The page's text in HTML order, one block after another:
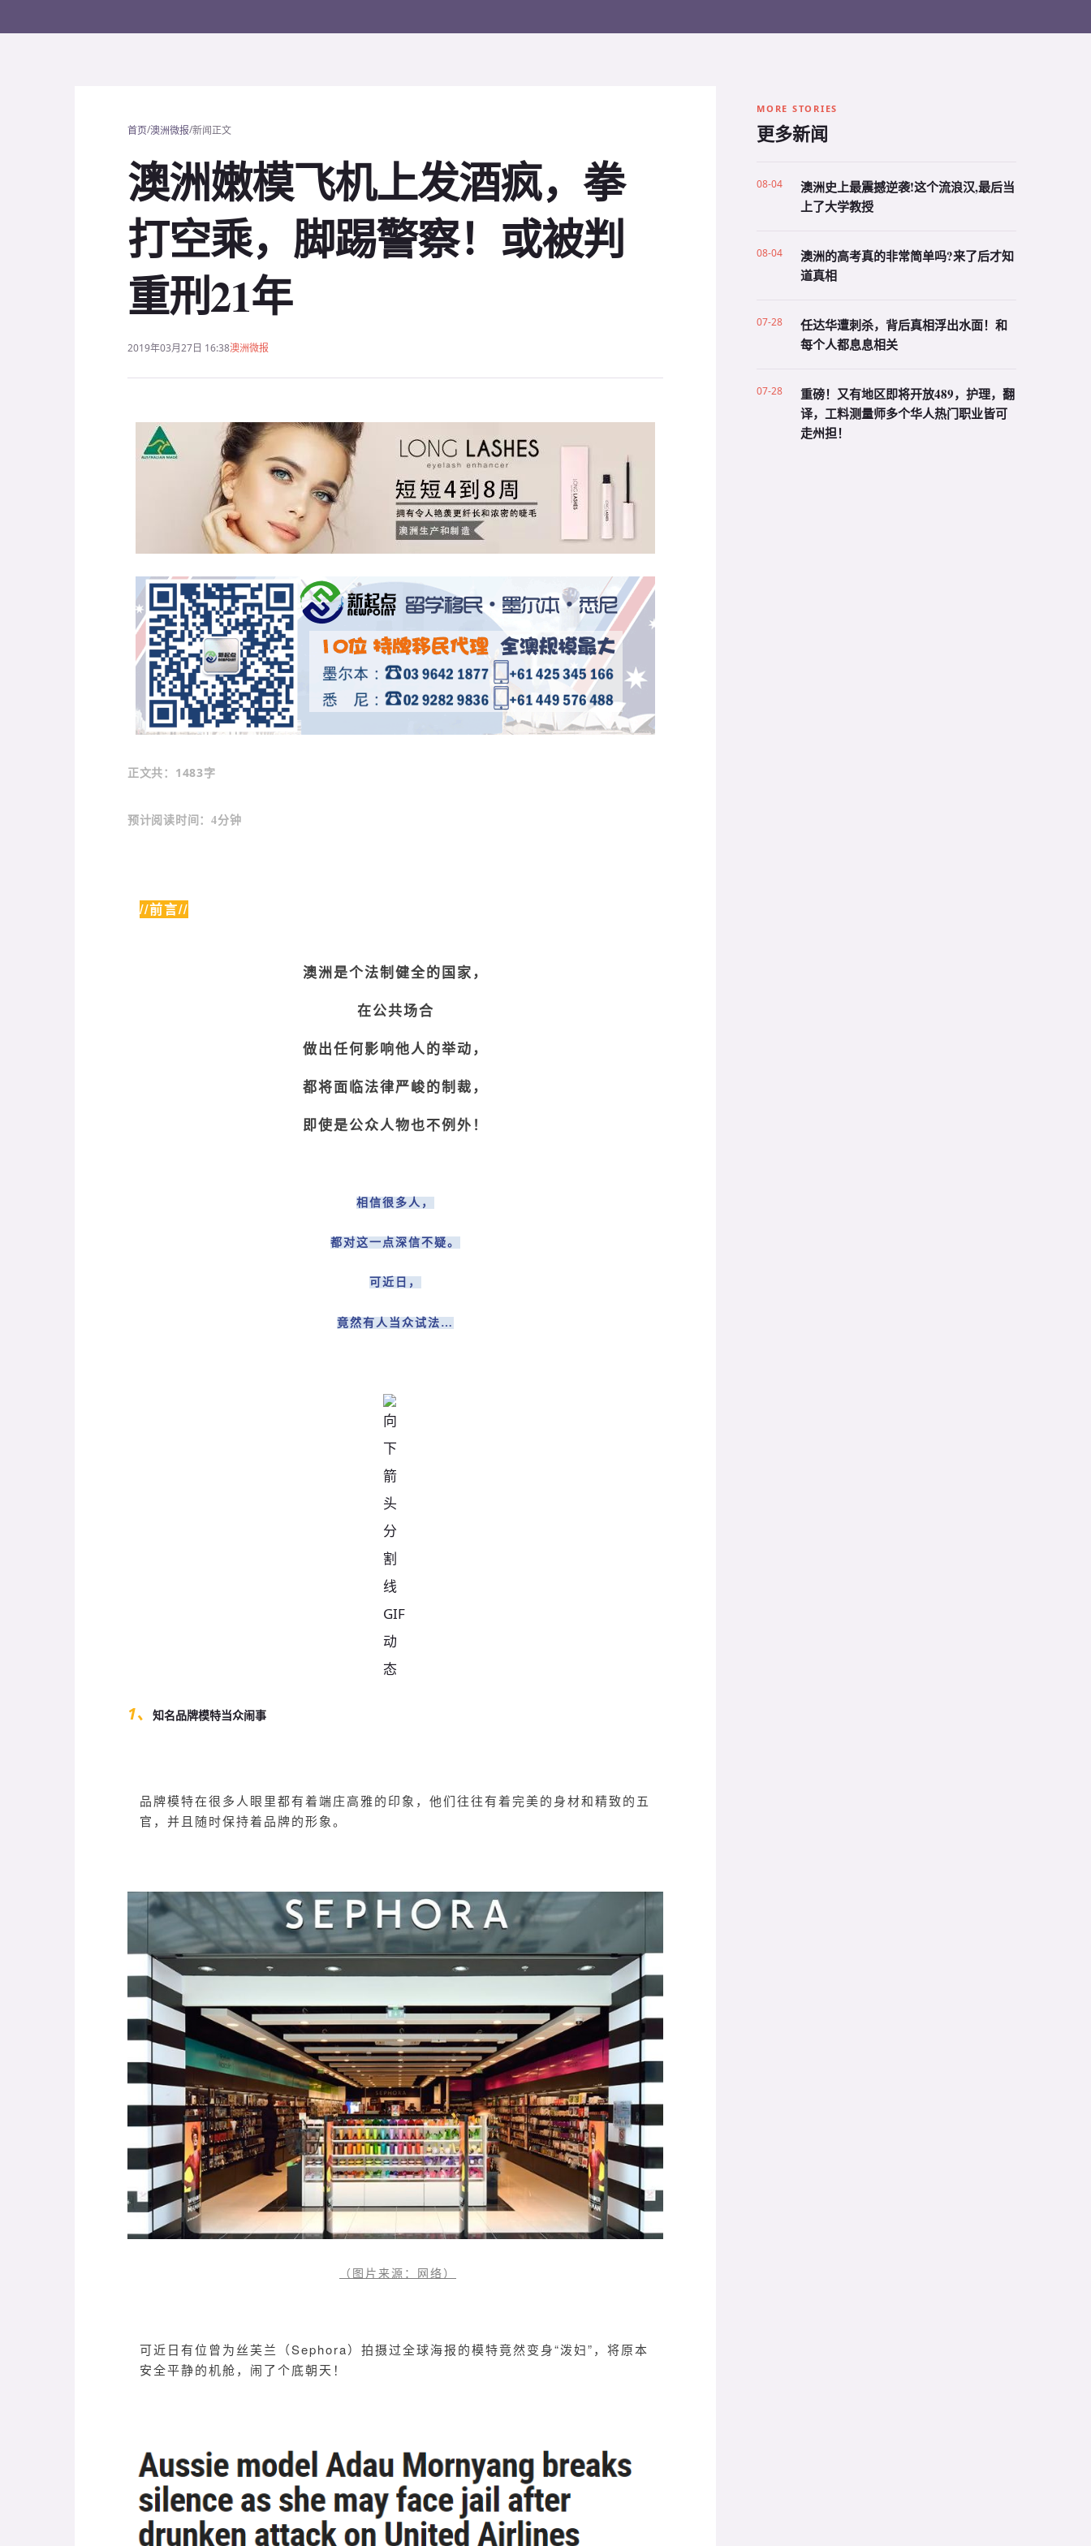
首页/澳洲微报/新闻正文
澳洲嫩模飞机上发酒疯，拳
打空乘，脚踢警察！或被判
重刑21年
2019年03月27日 16:38澳洲微报
正文共 ：1483字
预计阅读时间：4分钟
//前言//
澳洲是个法制健全的国家，
在公共场合
做出任何影响他人的举动，
都将面临法律严峻的制裁，
即使是公众人物也不例外！
相信很多人，
都对这一点深信不疑。
可近日，
竟然有人当众试法…
1、 知名品牌模特当众闹事
品牌模特在很多人眼里都有着端庄高雅的印象，他们往往有着完美的身材和精致的五
官，并且随时保持着品牌的形象。
（图片来源：网络）
可近日有位曾为丝芙兰（Sephora）拍摄过全球海报的模特竟然变身“泼妇”，将原本
安全平静的机舱，闹了个底朝天！
MORE STORIES
更多新闻
08-04
澳洲史上最震撼逆袭!这个流浪汉,最后当
上了大学教授
08-04
澳洲的高考真的非常简单吗?来了后才知
道真相
07-28
任达华遭刺杀，背后真相浮出水面！和
每个人都息息相关
07-28
重磅！又有地区即将开放489，护理，翻
译，工料测量师多个华人热门职业皆可
走州担！